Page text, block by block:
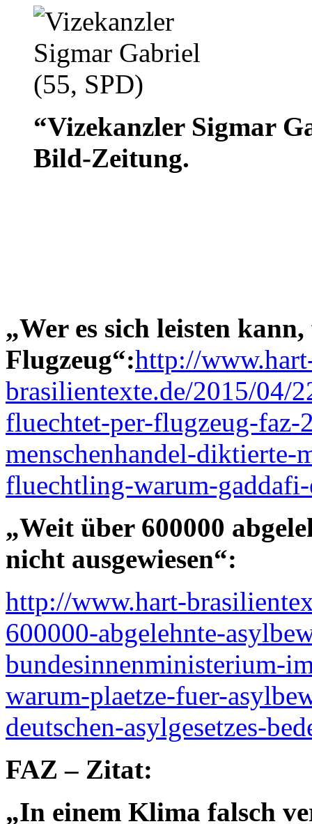
“Vizekanzler Sigmar
Bild-Zeitung.
„Wer es sich leisten
Flugzeug“:http://
brasilientexte.de/2015/04/
fluechtet-per-flugzeug-
menschenhandel-diktierte-
fluechtling-warum-
„Weit über 600000
nicht ausgewiesen“:
http://www.hart-
600000-abgelehnte-
bundesinnenministerium-
warum-plaetze-fuer-
deutschen-asylgesetzes-
FAZ – Zitat:
„In einem Klima falsch